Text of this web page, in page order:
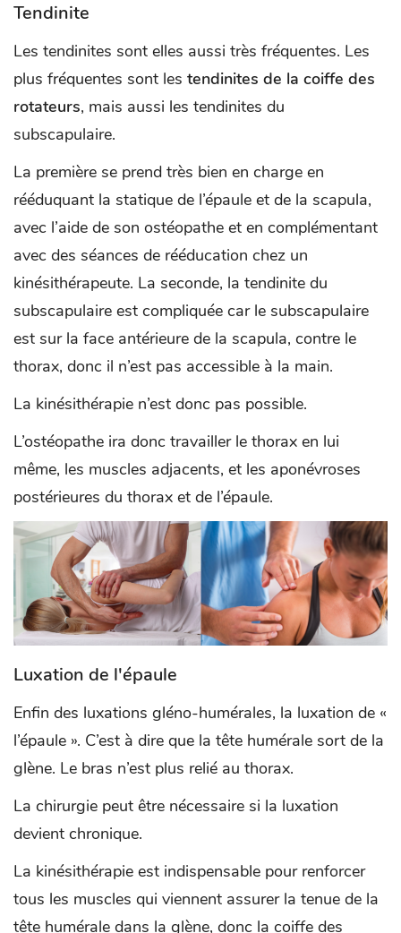
Tendinite
Les tendinites sont elles aussi très fréquentes. Les
plus fréquentes sont les tendinites de la coiffe des
rotateurs, mais aussi les tendinites du
subscapulaire.
La première se prend très bien en charge en
rééduquant la statique de l’épaule et de la scapula,
avec l’aide de son ostéopathe et en complémentant
avec des séances de rééducation chez un
kinésithérapeute. La seconde, la tendinite du
subscapulaire est compliquée car le subscapulaire
est sur la face antérieure de la scapula, contre le
thorax, donc il n’est pas accessible à la main.
La kinésithérapie n’est donc pas possible.
L’ostéopathe ira donc travailler le thorax en lui
même, les muscles adjacents, et les aponévroses
postérieures du thorax et de l’épaule.
Luxation de l'épaule
Enfin des luxations gléno-humérales, la luxation de «
l’épaule ». C’est à dire que la tête humérale sort de la
glène. Le bras n’est plus relié au thorax.
La chirurgie peut être nécessaire si la luxation
devient chronique.
La kinésithérapie est indispensable pour renforcer
tous les muscles qui viennent assurer la tenue de la
tête humérale dans la glène, donc la coiffe des